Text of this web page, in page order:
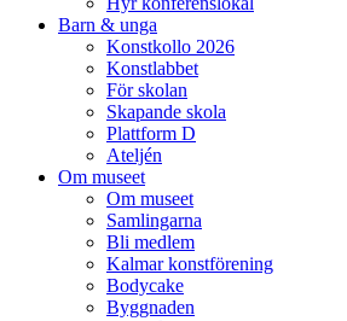
Barn & unga
Konstkollo 2026
Konstlabbet
För skolan
Skapande skola
Plattform D
Ateljén
Om museet
Om museet
Samlingarna
Bli medlem
Kalmar konstförening
Bodycake
Byggnaden